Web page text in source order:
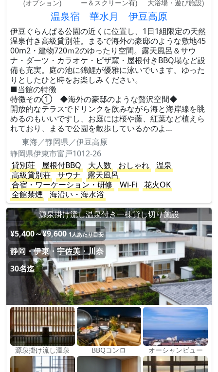
(オプション) ー＆スクリーン有) 大浴場・遊び施設)
温泉宿 華水月 伊豆高原
伊豆ぐらんぱる公園の近くに位置し、1日1組限定の天然
温泉付き高級貸別荘。まるで海外の豪邸のような敷地45
00m2・建物720ｍ2のゆったり空間。露天風呂＆サウ
ナ・ダーツ・カラオケ・ピザ窯・屋根付きBBQ場など設
備も充実。庭の池に錦鯉が優雅に泳いでいます。ゆった
りとしたひと時をお楽しみください。
■当館の特徴
特徴その① ◆海外の豪邸のような贅沢空間◆
開放的なテラスでドリンクを飲みながら海と海岸線を眺
めるのもいいですし、お庭には桜や藤、紅葉など植えら
れており、まるで公園を散歩しているかのよ…
東海／静岡県／伊豆高原
静岡県伊東市富戸1012-26
貸別荘
屋根付BBQ 大人数 おしゃれ
温泉
高級貸別荘
サウナ
露天風呂
合宿・ワーケーション・研修
Wi-Fi
花火OK
全館禁煙
海沿い・海水浴
源泉掛け流し温泉付き一棟貸し切り施設
¥5,400～¥9,600 1人あたり目安
静岡・伊東・宇佐美・川奈
30名迄
源泉掛け流し温泉 BBQコンロ オーシャンビュー